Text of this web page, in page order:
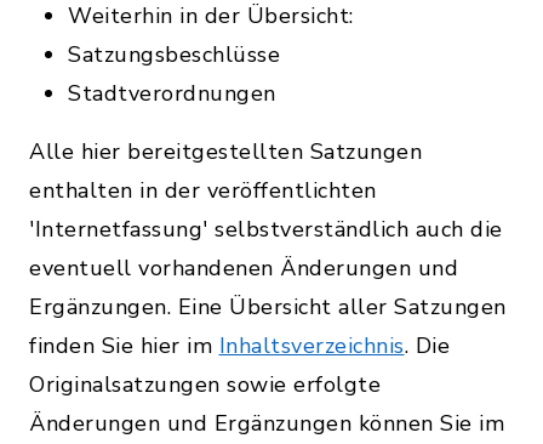
Weiterhin in der Übersicht:
Satzungsbeschlüsse
Stadtverordnungen
Alle hier bereitgestellten Satzungen
enthalten in der veröffentlichten
'Internetfassung' selbstverständlich auch die
eventuell vorhandenen Änderungen und
Ergänzungen. Eine Übersicht aller Satzungen
finden Sie hier im Inhaltsverzeichnis. Die
Originalsatzungen sowie erfolgte
Änderungen und Ergänzungen können Sie im